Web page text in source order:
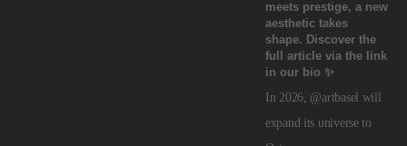
In 2026, @artbasel will
expand its universe to